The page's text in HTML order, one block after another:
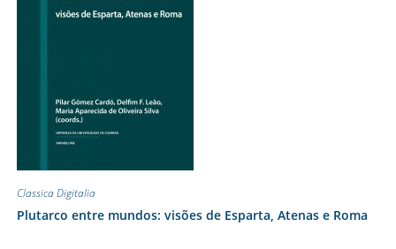
Classica Digitalia
Plutarco entre mundos: visões de Esparta, Atenas e Roma